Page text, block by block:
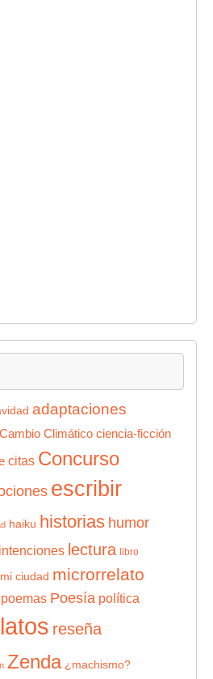
adaptaciones
Cambio Climático ciencia-ficción
citas Concurso
escribir
haiku historias humor
intenciones lectura libro
mi ciudad microrrelato
poemas Poesía política
reseña
Zenda ¿machismo?